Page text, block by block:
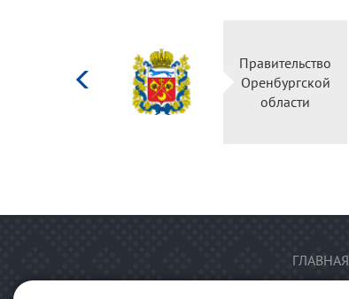
Правительство
Оренбургской
области
ГЛАВНАЯ